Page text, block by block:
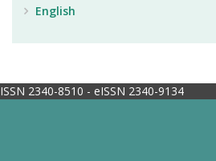
English
ISSN 2340-8510 - eISSN 2340-9134